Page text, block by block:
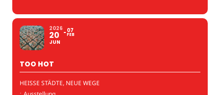
2026
20
JUN
07
FEB
TOO HOT
HEISSE STÄDTE, NEUE WEGE